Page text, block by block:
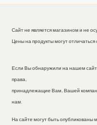
Сайт не является магазином и не
Цены на продукты могут отличаться
Если Вы обнаружили на нашем
права,
принадлежащие Вам, Вашей
нам.
На сайте могут быть опубликованы